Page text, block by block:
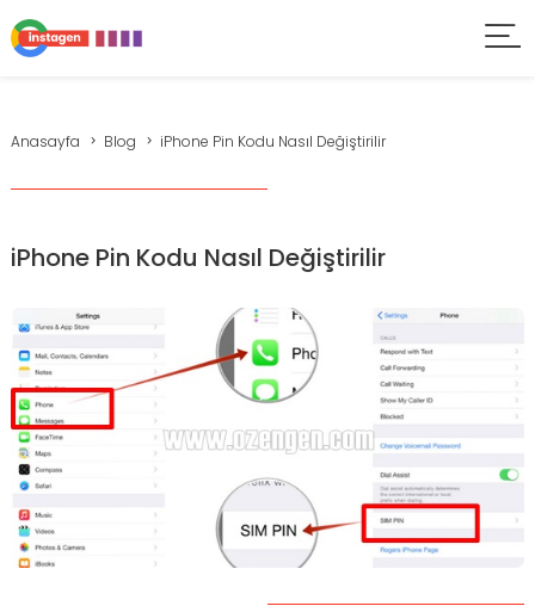
Anasayfa Blog iPhone Pin Kodu Nasıl Değiştirilir
iPhone Pin Kodu Nasıl Değiştirilir